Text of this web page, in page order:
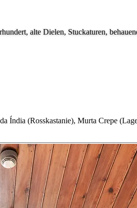
alte Dielen, Stuckaturen,
Índia (Rosskastanie), Murta Crepe